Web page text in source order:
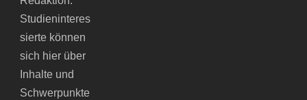
Studieninteres
sierte können
sich hier über
Inhalte und
Schwerpunkte